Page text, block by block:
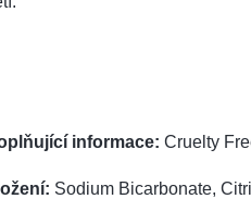
informace: Cruelty
Sodium Bicarbonate,